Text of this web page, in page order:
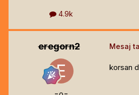
4.9k
eregorn2 Mesaj
korsan